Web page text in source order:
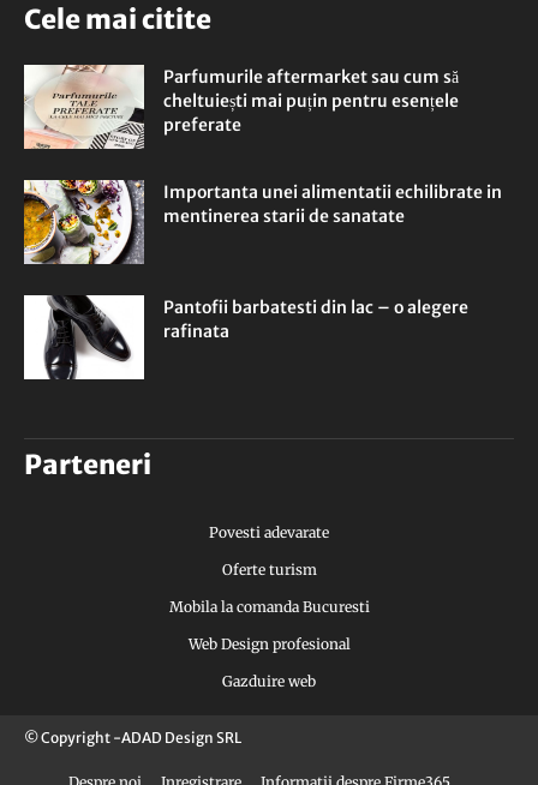
Cele mai citite
Parfumurile aftermarket sau cum să
cheltuiești mai puțin pentru esențele
preferate
Importanta unei alimentatii echilibrate in
mentinerea starii de sanatate
Pantofii barbatesti din lac – o alegere
rafinata
Parteneri
Povesti adevarate
Oferte turism
Mobila la comanda Bucuresti
Web Design profesional
Gazduire web
© Copyright -ADAD Design SRL